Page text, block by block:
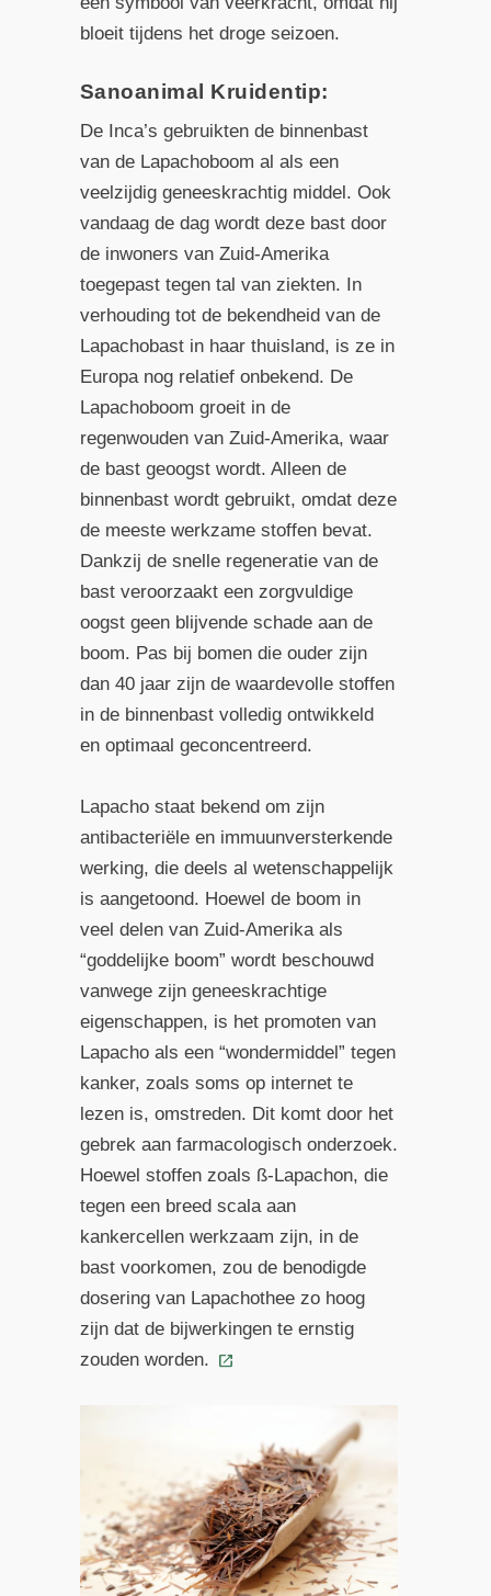
bloeit tijdens het droge seizoen.
Sanoanimal Kruidentip:
De Inca’s gebruikten de binnenbast
van de Lapachoboom al als een
veelzijdig geneeskrachtig middel. Ook
vandaag de dag wordt deze bast door
de inwoners van Zuid-Amerika
toegepast tegen tal van ziekten. In
verhouding tot de bekendheid van de
Lapachobast in haar thuisland, is ze in
Europa nog relatief onbekend. De
Lapachoboom groeit in de
regenwouden van Zuid-Amerika, waar
de bast geoogst wordt. Alleen de
binnenbast wordt gebruikt, omdat deze
de meeste werkzame stoffen bevat.
Dankzij de snelle regeneratie van de
bast veroorzaakt een zorgvuldige
oogst geen blijvende schade aan de
boom. Pas bij bomen die ouder zijn
dan 40 jaar zijn de waardevolle stoffen
in de binnenbast volledig ontwikkeld
en optimaal geconcentreerd.
Lapacho staat bekend om zijn
antibacteriële en immuunversterkende
werking, die deels al wetenschappelijk
is aangetoond. Hoewel de boom in
veel delen van Zuid-Amerika als
“goddelijke boom” wordt beschouwd
vanwege zijn geneeskrachtige
eigenschappen, is het promoten van
Lapacho als een “wondermiddel” tegen
kanker, zoals soms op internet te
lezen is, omstreden. Dit komt door het
gebrek aan farmacologisch onderzoek.
Hoewel stoffen zoals ß-Lapachon, die
tegen een breed scala aan
kankercellen werkzaam zijn, in de
bast voorkomen, zou de benodigde
dosering van Lapachothee zo hoog
zijn dat de bijwerkingen te ernstig
zouden worden.